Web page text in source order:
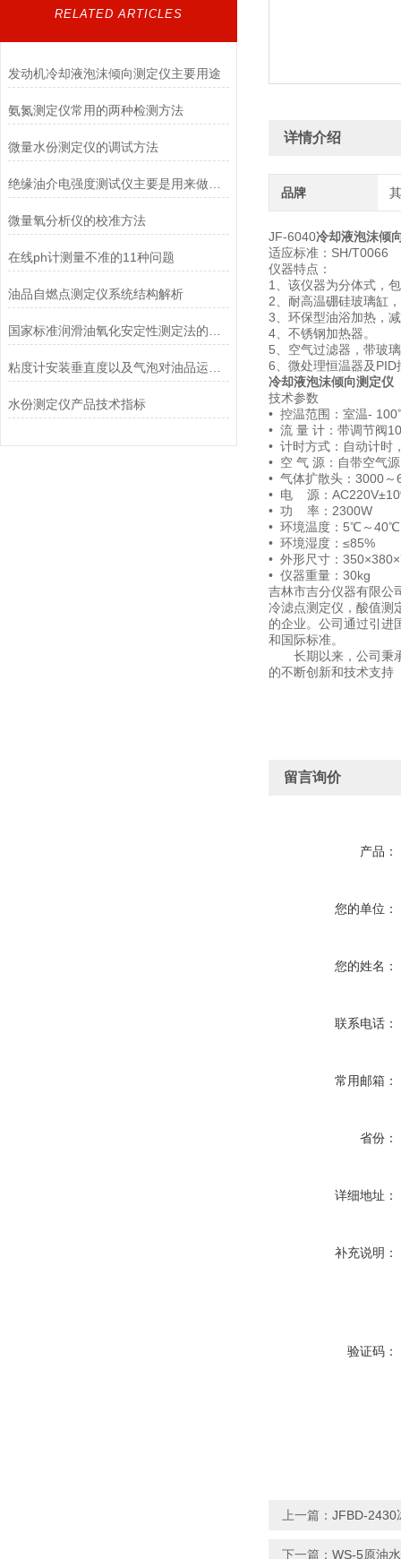
RELATED ARTICLES
发动机冷却液泡沫倾向测定仪主要用途
氨氮测定仪常用的两种检测方法
微量水份测定仪的调试方法
绝缘油介电强度测试仪主要是用来做什么？
微量氧分析仪的校准方法
在线ph计测量不准的11种问题
油品自燃点测定仪系统结构解析
水份测定仪产品技术指标
详情介绍
品牌
JF-6040冷却液泡沫倾
适应标准：SH/T0066
仪器特点：
1、该仪器为分体式，
2、耐高温硼硅玻璃缸
3、环保型油浴加热，
4、不锈钢加热器。
5、空气过滤器，带玻
6、微处理恒温器及
冷却液泡沫倾向测定仪
技术参数
• 控温范围：室温-
• 流 量 计：带调节
• 计时方式：自动计时
• 空 气 源：自带空气
• 气体扩散头：3000
• 电 源：
• 功 率：2300W
• 环境温度：5℃～40℃
• 环境湿度：≤85%
• 外形尺寸：
• 仪器重量：30kg
吉林市吉分仪器有限公
冷滤点测定仪，酸值测
的企业。公司通过引进
和国际标准。
长期以来，公司秉承
的不断创新和技术支持
留言询价
产品：
您的单位：
您的姓名：
联系电话：
常用邮箱：
省份：
详细地址：
补充说明：
验证码：
上一篇： JFBD-2430
下一篇： WS-5原油